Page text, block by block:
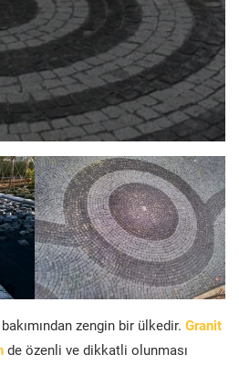
zengin bir ülkedir. Granit
de özenli ve dikkatli olunması